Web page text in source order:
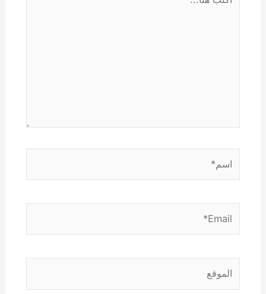
هنا...